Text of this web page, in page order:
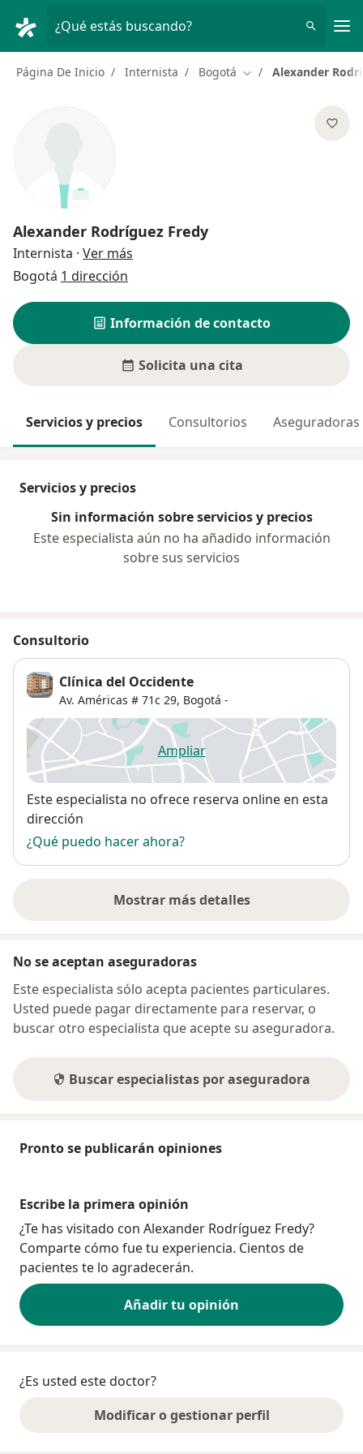
¿Qué estás buscando?
Página De Inicio Internista Bogotá Cambiar de ciudad
Alexander
Alexander Rodríguez Fredy
Internista · Ver más
Bogotá 1 dirección
Información de contacto
Solicita una cita
Servicios y precios Consultorios Aseguradoras
Servicios y precios
Sin información sobre servicios y precios
Este especialista aún no ha añadido información
sobre sus servicios
Consultorio
Clínica del Occidente
Av. Américas # 71c 29, Bogotá -
Ampliarse abre en una nueva
Disponibilidad
Este especialista no ofrece reserva online en esta
dirección
¿Qué puedo hacer ahora?
Mostrar más detalles
sobre la dirección
No se aceptan aseguradoras
Este especialista sólo acepta pacientes particulares.
Usted puede pagar directamente para reservar, o
buscar otro especialista que acepte su aseguradora.
Buscar especialistas por aseguradora
Pronto se publicarán opiniones
Escribe la primera opinión
¿Te has visitado con Alexander Rodríguez Fredy?
Comparte cómo fue tu experiencia. Cientos de
pacientes te lo agradecerán.
Añadir tu opinión
¿Es usted este doctor?
Modificar o gestionar perfil